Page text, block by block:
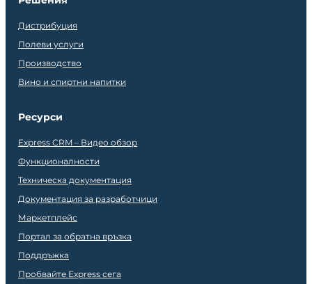
Дистрибуция
Полеви услуги
Производство
Вино и спиртни напитки
Ресурси
Express CRM – Видео обзор
Функционалности
Техническа документация
Документация за разработчици
Маркетплейс
Портал за обратна връзка
Поддръжка
Пробвайте Express сега